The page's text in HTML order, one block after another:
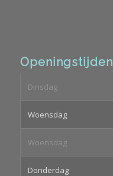
Openingstijden
Dinsdag
Woensdag
Woensdag
Donderdag